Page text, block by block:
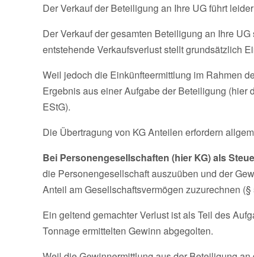
Der Verkauf der Beteiligung an Ihre UG führt
Der Verkauf der gesamten Beteiligung an Ihre
entstehende Verkaufsverlust stellt grundsätzlich
Weil jedoch die Einkünfteermittlung im Rahmen
Ergebnis aus einer Aufgabe der Beteiligung (hier
EStG).
Die Übertragung von KG Anteilen erfordern
Bei Personengesellschaften (hier KG) als
die Personengesellschaft auszuüben und der
Anteil am Gesellschaftsvermögen zuzurechnen
Ein geltend gemachter Verlust ist als Teil des
Tonnage ermittelten Gewinn abgegolten.